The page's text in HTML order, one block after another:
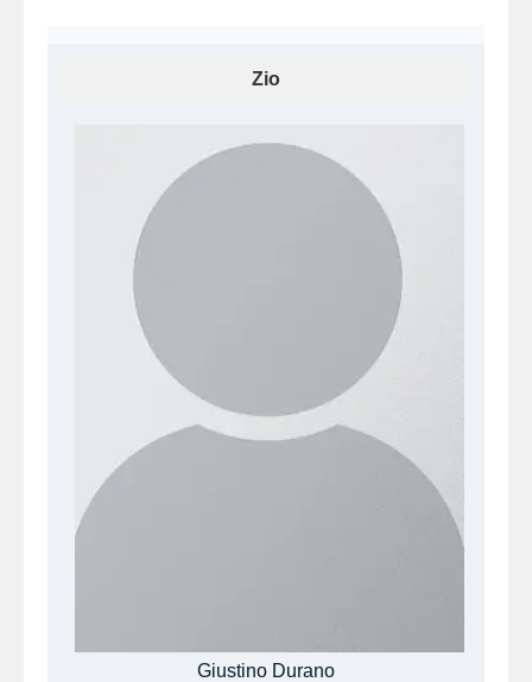
Zio
Giustino Durano